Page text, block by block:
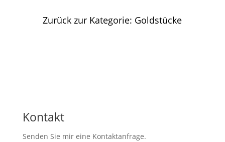
Zurück zur Kategorie: Goldstücke
Kontakt
Senden Sie mir eine Kontaktanfrage.